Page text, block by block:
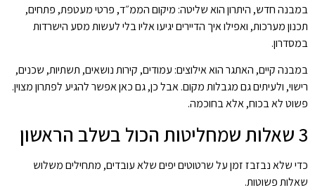
במבנה חדש, היתרון הוא שליטה: מיקום הממ״ד, פרטי מעטפת, פתחים,
תכנון מערכות, ואפילו איך הדיירים יגיעו אליו בלי לעשות מסע הישרדות
במסדרון.
במבנה קיים, האתגר הוא אילוצים: עמודים, קירות נושאים, תשתיות, שכנים,
רישוי, ולעיתים גם מגבלות מקום. אבל כן, גם כאן אפשר להגיע לפתרון מצוין.
פשוט לא בכוח, אלא בחוכמה.
3 שאלות שמחליטות הכול בשלב הראשון
כדי שלא נבזבז זמן על שרטוטים יפים שלא עובדים, מתחילים משלוש
שאלות פשוטות.